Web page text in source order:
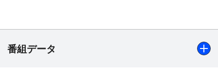
語の演目「次の御用日」。橘家圓太郎による与太郎
噺の定番「火焔太鼓」。どうぞ、お楽しみに！
番組データ